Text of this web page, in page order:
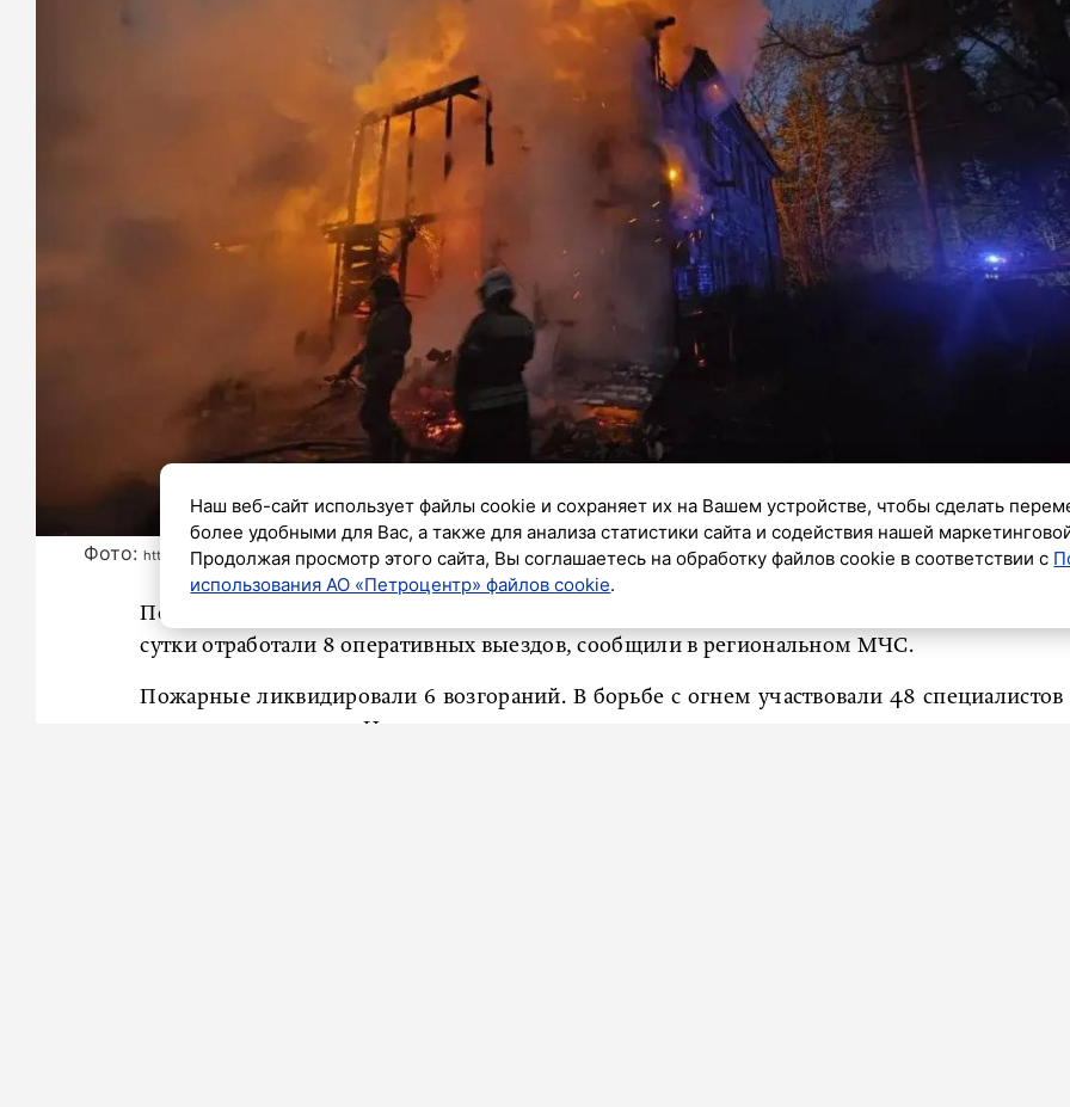
Фото: https://t.me/gumchslo/12004
Подразделения пожарно-спасательного гарнизона Ленинградской области за минувшие
сутки отработали 8 оперативных выездов, сообщили в региональном МЧС.
Пожарные ликвидировали 6 возгораний. В борьбе с огнем участвовали 48 специалистов
и 12 единиц техники. Из дыма и пламени удалось спасти одного человека.
Наш веб-сайт использует файлы cookie и сохраняет их на Вашем устройстве, чтобы сделать
более удобными для Вас, а также для анализа статистики сайта и содействия нашей
Продолжая просмотр этого сайта, Вы соглашаетесь на обработку файлов cookie в соответствии с
использования АО «Петроцентр» файлов cookie.